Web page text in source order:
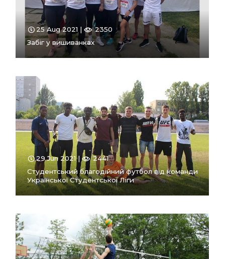
25 Aug 2021 |
2350
Забіг у вишиванках
ПЕРЕЙТИВ РОЗДІЛ
29 Jun 2021 |
2441
Студентський благодійний футбол від команди
Української Студентської Ліги
ПЕРЕЙТИВ РОЗДІЛ